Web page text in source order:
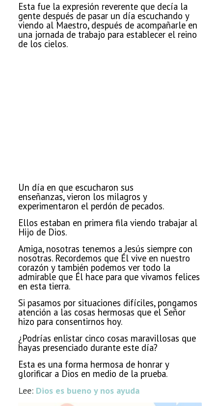
Esta fue la expresión reverente que decía la
gente después de pasar un día escuchando y
viendo al Maestro, después de acompañarleen
una jornada de trabajo para establecer el reino
de los cielos.
Un día en que escucharon sus
enseñanzas,vieron los milagros y
experimentaron el perdón de pecados.
Ellos estaban en primera fila viendo trabajar al
Hijo de Dios.
Amiga, nosotras tenemos a Jesús siempre con
nosotras. Recordemos que Él vive en nuestro
corazón y también podemos ver todo la
admirable que Él hace para que vivamos felices
en esta tierra.
Si pasamos por situaciones difíciles, pongamos
atención a las cosas hermosas que el Señor
hizo para consentirnos hoy.
¿Podrías enlistar cinco cosas maravillosas que
hayas presenciado durante este día?
Esta es una forma hermosa de honrar y
glorificar a Dios en medio de la prueba.
Lee: Dios es bueno y nos ayuda